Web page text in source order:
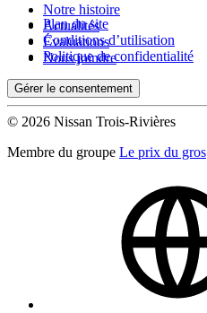
Notre histoire
Actualités
Évaluations
Nous joindre
Plan du site
Conditions d’utilisation
Politique de confidentialité
Gérer le consentement
© 2026 Nissan Trois-Rivières
Membre du groupe Le prix du gros